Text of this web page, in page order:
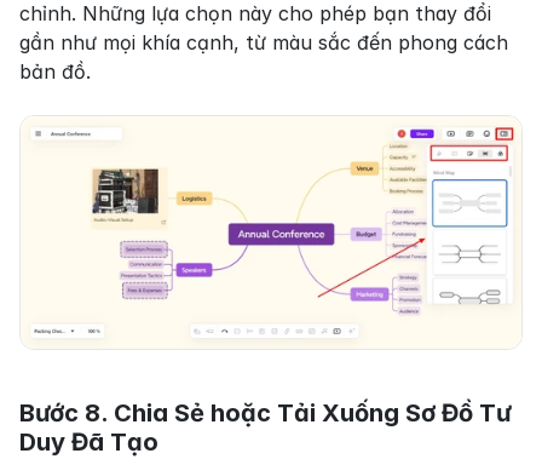
chỉnh. Những lựa chọn này cho phép bạn thay đổi
gần như mọi khía cạnh, từ màu sắc đến phong cách
bản đồ.
Bước 8. Chia Sẻ hoặc Tải Xuống Sơ Đồ Tư
Duy Đã Tạo